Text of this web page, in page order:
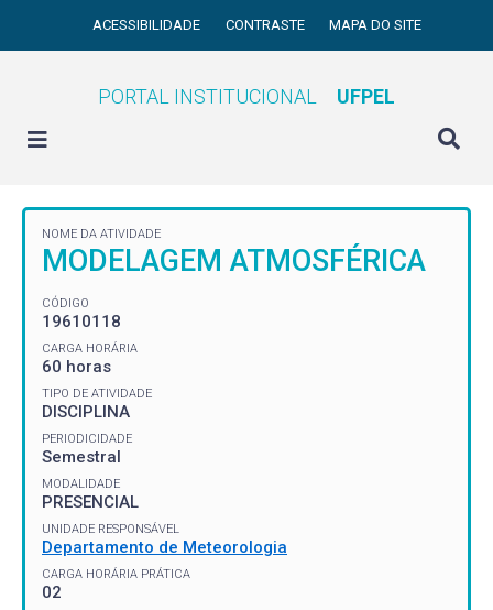
ACESSIBILIDADE CONTRASTE MAPA DO SITE
PORTAL INSTITUCIONAL UFPEL
NOME DA ATIVIDADE
MODELAGEM ATMOSFÉRICA
CÓDIGO
19610118
CARGA HORÁRIA
60 horas
TIPO DE ATIVIDADE
DISCIPLINA
PERIODICIDADE
Semestral
MODALIDADE
PRESENCIAL
UNIDADE RESPONSÁVEL
Departamento de Meteorologia
CARGA HORÁRIA PRÁTICA
02